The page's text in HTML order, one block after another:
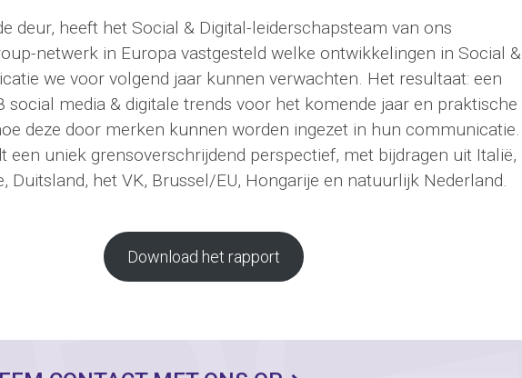
deur, heeft het Social & Digital-leiderschapsteam van ons
netwerk in Europa vastgesteld welke ontwikkelingen in Social &
we voor volgend jaar kunnen verwachten. Het resultaat: een
social media & digitale trends voor het komende jaar en praktische
deze door merken kunnen worden ingezet in hun communicatie.
een uniek grensoverschrijdend perspectief, met bijdragen uit Italië,
Duitsland, het VK, Brussel/EU, Hongarije en natuurlijk Nederland.
Download het rapport